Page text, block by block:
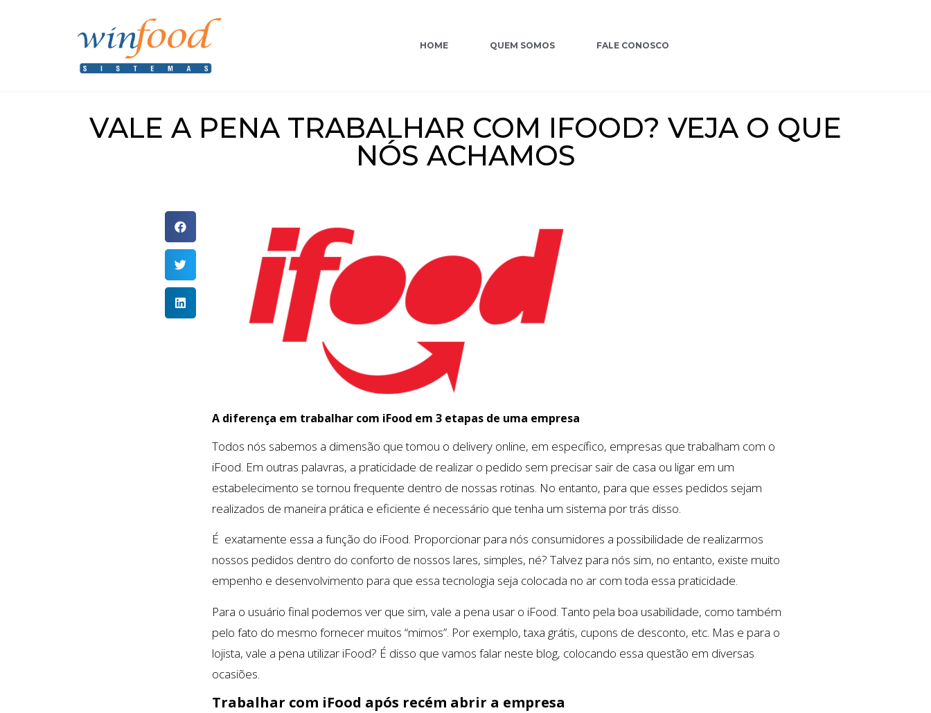
HOME QUEM SOMOS FALE CONOSCO
VALE A PENA TRABALHAR COM IFOOD? VEJA O QUE
NÓS ACHAMOS
A diferença em trabalhar com iFood em 3 etapas de uma empresa
Todos nós sabemos a dimensão que tomou o delivery online, em específico, empresas que trabalham com o
iFood. Em outras palavras, a praticidade de realizar o pedido sem precisar sair de casa ou ligar em um
estabelecimento se tornou frequente dentro de nossas rotinas. No entanto, para que esses pedidos sejam
realizados de maneira prática e eficiente é necessário que tenha um sistema por trás disso.
É exatamente essa a função do iFood. Proporcionar para nós consumidores a possibilidade de realizarmos
nossos pedidos dentro do conforto de nossos lares, simples, né? Talvez para nós sim, no entanto, existe muito
empenho e desenvolvimento para que essa tecnologia seja colocada no ar com toda essa praticidade.
Para o usuário final podemos ver que sim, vale a pena usar o iFood. Tanto pela boa usabilidade, como também
pelo fato do mesmo fornecer muitos “mimos”. Por exemplo, taxa grátis, cupons de desconto, etc. Mas e para o
lojista, vale a pena utilizar iFood? É disso que vamos falar neste blog, colocando essa questão em diversas
ocasiões.
Trabalhar com iFood após recém abrir a empresa